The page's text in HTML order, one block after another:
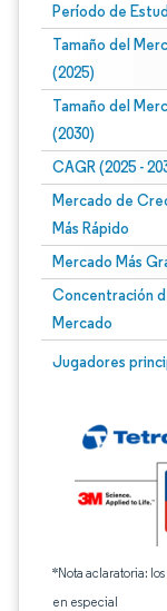
Período de
Tamaño del
(2025)
Tamaño del
(2030)
CAGR (2025 -
Mercado de
Más Rápido
Mercado Más
Concentración
Mercado
Jugadores
*Nota aclaratoria:
en especial